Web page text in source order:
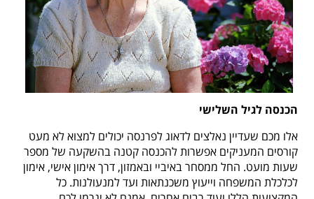
הכנסה לגיל השלישי
אלו מכם שעדיין נאלצים לדאוג לפרנסה יכולים למצוא לא מעט
קורסים המעניקים אפשרות להכנסה קטנה בהשקעה של מספר
שעות מועט. החל ממסחר באיביי ובאמזון, דרך אימון אישי, אימון
לכלכלת המשפחה וייעוץ משכנתאות ועד למנעולנות. כל